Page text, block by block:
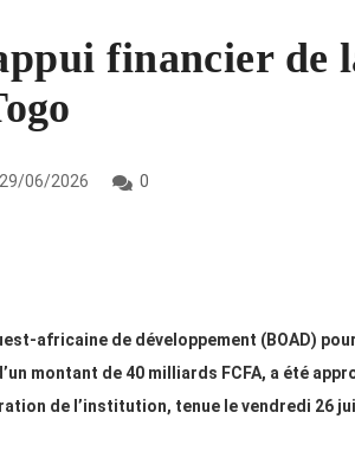
financier de
29/06/2026 0
africaine de développement (BOAD)
montant de 40 milliards FCFA, a été
de l’institution, tenue le vendredi 26